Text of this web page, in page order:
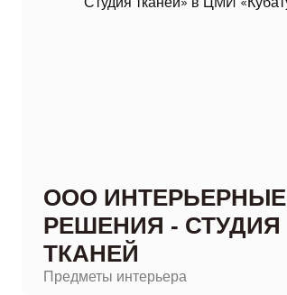
ООО ИНТЕРЬЕРНЫЕ
РЕШЕНИЯ - СТУДИЯ
ТКАНЕЙ
Предметы интерьера